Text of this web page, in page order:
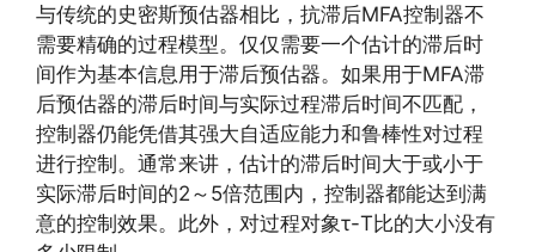
与传统的史密斯预估器相比，抗滞后MFA控制器不
需要精确的过程模型。仅仅需要一个估计的滞后时
间作为基本信息用于滞后预估器。如果用于MFA滞
后预估器的滞后时间与实际过程滞后时间不匹配，
控制器仍能凭借其强大自适应能力和鲁棒性对过程
进行控制。通常来讲，估计的滞后时间大于或小于
实际滞后时间的2～5倍范围内，控制器都能达到满
意的控制效果。此外，对过程对象τ-T比的大小没有